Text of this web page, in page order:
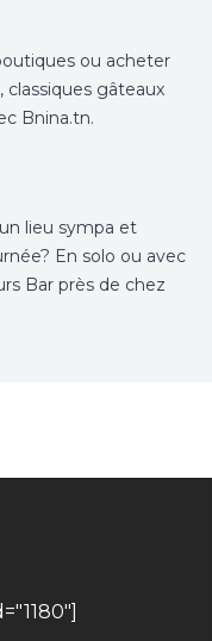
ou acheter
gâteaux
Bnina.tn.
sousse .
lieu sympa et
En solo ou avec
Bar près de chez